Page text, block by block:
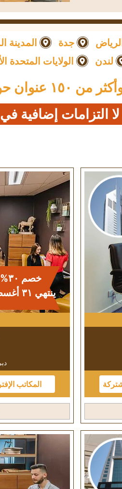
الرياض جدة المدينة
لندن الولايات المتحدة
لا التزامات إضافية
خصم ٣٠%!
ينتهي ٣۱ أغسطس
المكاتب